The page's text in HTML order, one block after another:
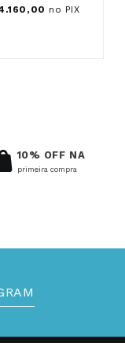
.160 , 00 no PIX
10% OFF NA
primeira compra